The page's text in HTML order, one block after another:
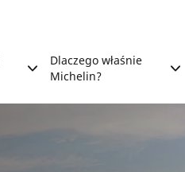
Dlaczego właśnie
Michelin?